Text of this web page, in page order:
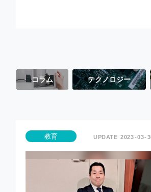
コラム テクノロジー
教育 2023 03